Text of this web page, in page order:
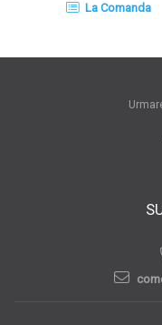
La Comanda